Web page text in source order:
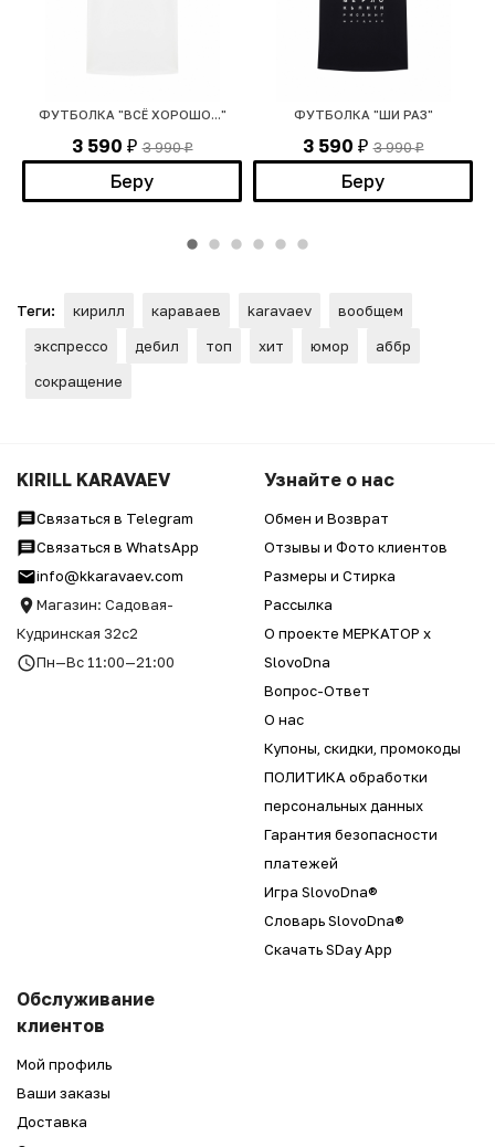
ФУТБОЛКА "ВСЁ ХОРОШО..."
3 590 ₽ 3 990₽
Беру
ФУТБОЛКА "ШИ РАЗ"
3 590 ₽ 3 990₽
Беру
Теги: кирилл караваев karavaev
вообщем
экспрессо
дебил топ хит юмор
аббр
сокращение
KIRILL KARAVAEV
Связаться в Telegram
Связаться в WhatsApp
info@kkaravaev.com
Магазин: Садовая-
Кудринская 32с2
Пн—Вс 11:00—21:00
Узнайте о нас
Обмен и Возврат
Отзывы и Фото клиентов
Размеры и Стирка
Рассылка
О проекте МЕРКАТОР x
SlovoDna
Вопрос-Ответ
О нас
Купоны, скидки, промокоды
ПОЛИТИКА обработки
персональных данных
Гарантия безопасности
платежей
Игра SlovoDna®
Словарь SlovoDna®
Скачать SDay App
Обслуживание
клиентов
Мой профиль
Ваши заказы
Доставка